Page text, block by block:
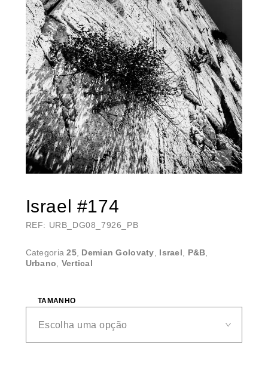
Israel #174
REF: URB_DG08_7926_PB
Categoria25, Demian Golovaty, Israel, P&B,
Urbano, Vertical
TAMANHO